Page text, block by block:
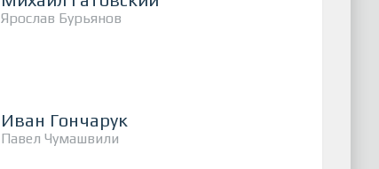
Ярослав Бурьянов
Иван Гончарук
Павел Чумашвили